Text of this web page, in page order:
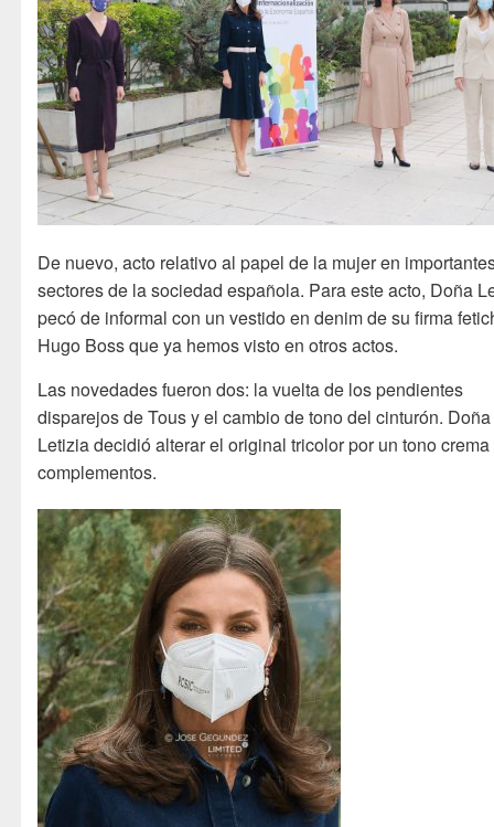
De nuevo, acto relativo al papel de la mujer en
sectores de la sociedad española. Para este acto, Doña
pecó de informal con un vestido en denim de su firma
Hugo Boss que ya hemos visto en otros actos.
Las novedades fueron dos: la vuelta de los pendientes
disparejos de Tous y el cambio de tono del cinturón. Doña
Letizia decidió alterar el original tricolor por un tono
complementos.